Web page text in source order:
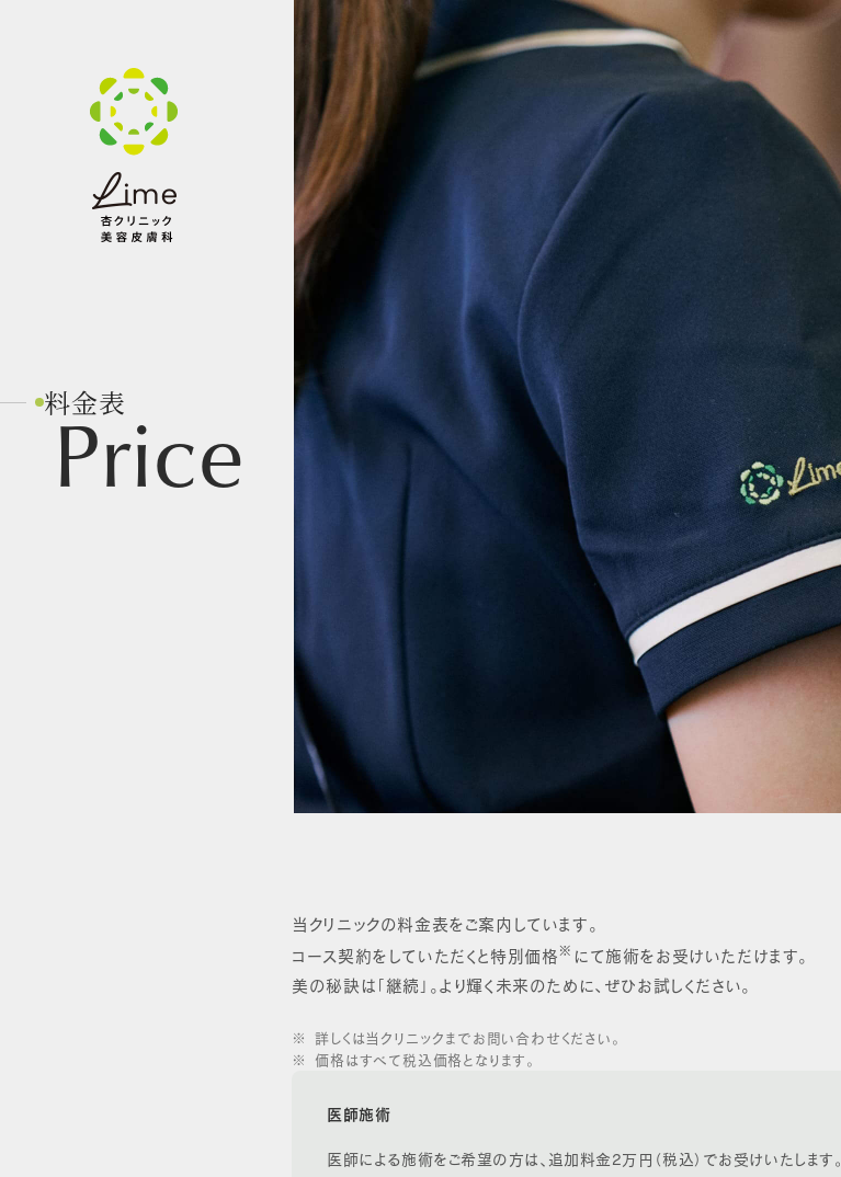
料金表
Price
当クリニックの料金表をご案内しています。
コース契約をしていただくと特別価格 ※ にて施術をお受けいただけます。
美の秘訣は「継続」。より輝く未来のために、ぜひお試しください。
詳しくは当クリニックまでお問い合わせください。
価格はすべて税込価格となります。
医師施術
医師による施術をご希望の方は、追加料金2万円（税込）でお受けいたします。